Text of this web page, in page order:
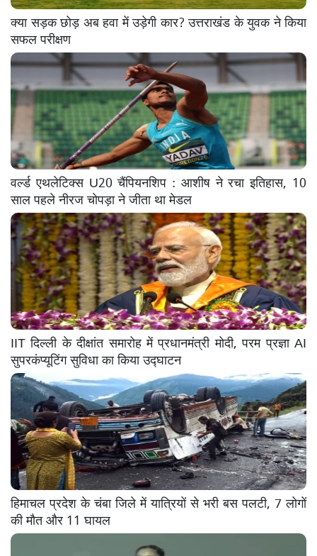
क्या सड़क छोड़ अब हवा में उड़ेगी कार? उत्तराखंड के युवक ने किया
सफल परीक्षण
वर्ल्ड एथलेटिक्स U20 चैंपियनशिप : आशीष ने रचा इतिहास, 10
साल पहले नीरज चोपड़ा ने जीता था मेडल
IIT दिल्ली के दीक्षांत समारोह में प्रधानमंत्री मोदी, परम प्रज्ञा AI
सुपरकंप्यूटिंग सुविधा का किया उद्घाटन
हिमाचल प्रदेश के चंबा जिले में यात्रियों से भरी बस पलटी, 7 लोगों
की मौत और 11 घायल